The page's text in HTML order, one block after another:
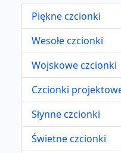
Piękne czcionki
Wesołe czcionki
Wojskowe czcionki
Czcionki
Słynne czcionki
Świetne czcionki